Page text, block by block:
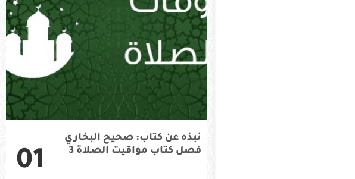
نبذه عن كتاب: صحيح البخاري
فصل كتاب مواقيت الصلاة 3
01